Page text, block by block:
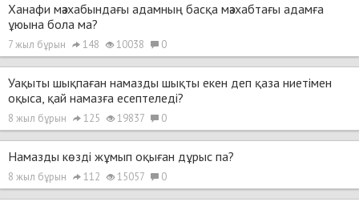
Ханафи мәзхабындағы адамның басқа мәзхабтағы адамға
ұюына бола ма?
7 жыл бұрын 148 10038 0
Уақыты шықпаған намазды шықты екен деп қаза ниетімен
оқыса, қай намазға есептеледі?
8 жыл бұрын 125 19837 0
Намазды көзді жұмып оқыған дұрыс па?
8 жыл бұрын 112 15057 0